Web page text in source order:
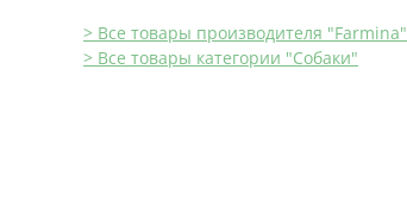
> Все товары производителя "Farmina"
> Все товары категории "Собаки"